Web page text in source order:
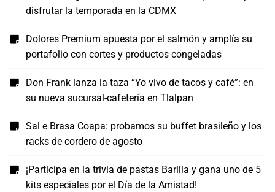
disfrutar la temporada en la CDMX
Dolores Premium apuesta por el salmón y amplía su
portafolio con cortes y productos congeladas
Don Frank lanza la taza “Yo vivo de tacos y café”: en
su nueva sucursal-cafetería en Tlalpan
Sal e Brasa Coapa: probamos su buffet brasileño y los
racks de cordero de agosto
¡Participa en la trivia de pastas Barilla y gana uno de 5
kits especiales por el Día de la Amistad!